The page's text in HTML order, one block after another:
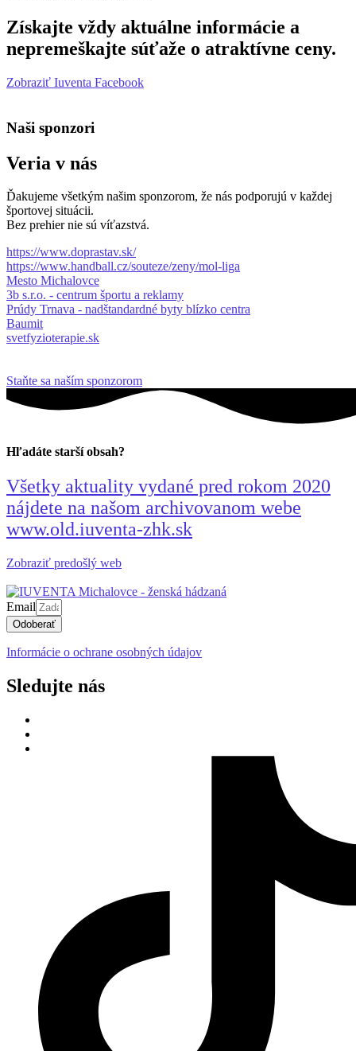
Získajte vždy aktuálne informácie a
nepremeškajte súťaže o atraktívne ceny.
Zobraziť Iuventa Facebook
Naši sponzori
Veria v nás
Ďakujeme všetkým našim sponzorom, že nás podporujú v každej
športovej situácii.
Bez prehier nie sú víťazstvá.
https://www.doprastav.sk/
https://www.handball.cz/souteze/zeny/mol-liga
Mesto Michalovce
3b s.r.o. - centrum športu a reklamy
Prúdy Trnava - nadštandardné byty blízko centra
Baumit
svetfyzioterapie.sk
Staňte sa naším sponzorom
Hľadáte starší obsah?
Všetky aktuality vydané pred rokom 2020
nájdete na našom archivovanom webe
www.old.iuventa-zhk.sk
Zobraziť predošlý web
Email
Odoberať
Informácie o ochrane osobných údajov
Sledujte nás